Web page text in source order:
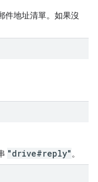
件地址清單。如果沒
"drive#reply" 。